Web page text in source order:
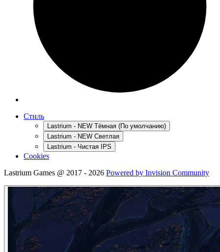
Стиль
Lastrium - NEW Тёмная (По умолчанию)
Lastrium - NEW Светлая
Lastrium - Чистая IPS
Cookies
Lastrium Games @ 2017 - 2026 Powered by Invision Community